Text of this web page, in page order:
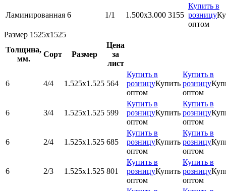
Ламинированная 6 1/1 1.500x3.000 3155
Купить в
розницу
оптом
Размер 1525х1525
Толщина,
мм.
Сорт Размер
Цена
за
лист
6 4/4 1.525х1.525 564
Купить в
розницуКупить
оптом
Купить в
розницу
оптом
6 3/4 1.525х1.525 599
Купить в
розницуКупить
оптом
Купить в
розницу
оптом
6 2/4 1.525х1.525 685
Купить в
розницуКупить
оптом
Купить в
розницу
оптом
6 2/3 1.525х1.525 801
Купить в
розницуКупить
оптом
Купить в
розницу
оптом